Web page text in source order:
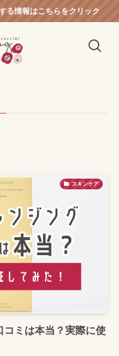
る情報はこちらをクリック
スキンケア
コミは本当？実際に使